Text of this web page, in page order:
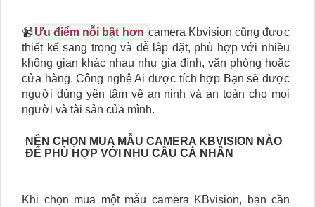
📹 Ưu điểm nỗi bật hơn camera Kbvision cũng được
thiết kế sang trọng và dễ lắp đặt, phù hợp với nhiều
không gian khác nhau như gia đình, văn phòng hoặc
cửa hàng. Công nghệ Ai được tích hợp Bạn sẽ được
người dùng yên tâm về an ninh và an toàn cho mọi
người và tài sản của mình.
NÊN CHỌN MUA MẪU CAMERA KBVISION NÀO
ĐỂ PHÙ HỢP VỚI NHU CẦU CÁ NHÂN
Khi chọn mua một mẫu camera KBvision, bạn cần